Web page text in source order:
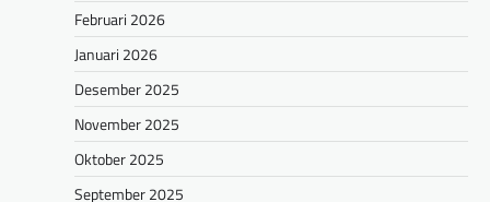
Februari 2026
Januari 2026
Desember 2025
November 2025
Oktober 2025
September 2025